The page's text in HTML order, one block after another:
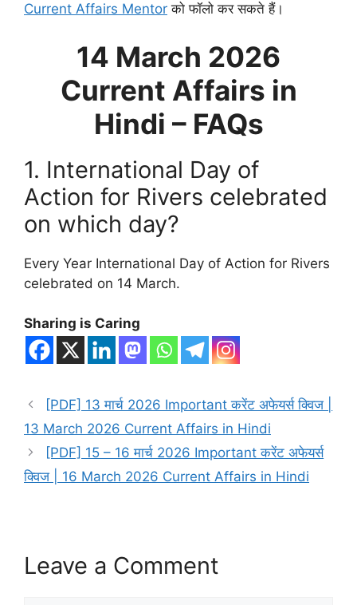
Current Affairs Mentor को फॉलो कर सकते हैं।
14 March 2026
Current Affairs in
Hindi – FAQs
1. International Day of
Action for Rivers celebrated
on which day?
Every Year International Day of Action for Rivers
celebrated on 14 March.
Sharing is Caring
[PDF] 13 मार्च 2026 Important करेंट अफेयर्स क्विज |
13 March 2026 Current Affairs in Hindi
[PDF] 15 – 16 मार्च 2026 Important करेंट अफेयर्स
क्विज | 16 March 2026 Current Affairs in Hindi
Leave a Comment